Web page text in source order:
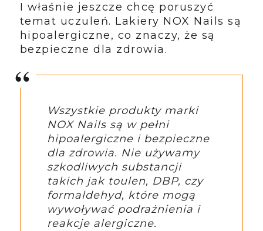
I właśnie jeszcze chcę poruszyć
temat uczuleń. Lakiery NOX Nails są
hipoalergiczne, co znaczy, że są
bezpieczne dla zdrowia.
Wszystkie produkty marki
NOX Nails są w pełni
hipoalergiczne i bezpieczne
dla zdrowia. Nie używamy
szkodliwych substancji
takich jak toulen, DBP, czy
formaldehyd, które mogą
wywoływać podrażnienia i
reakcje alergiczne.